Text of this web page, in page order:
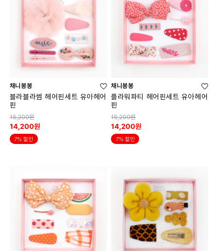
채니봉봉
블라블라썸 헤어핀세트 유아헤어
핀
15,200원
14,200원
7% 할인
채니봉봉
플라워파티 헤어핀세트 유아헤어
핀
15,200원
14,200원
7% 할인